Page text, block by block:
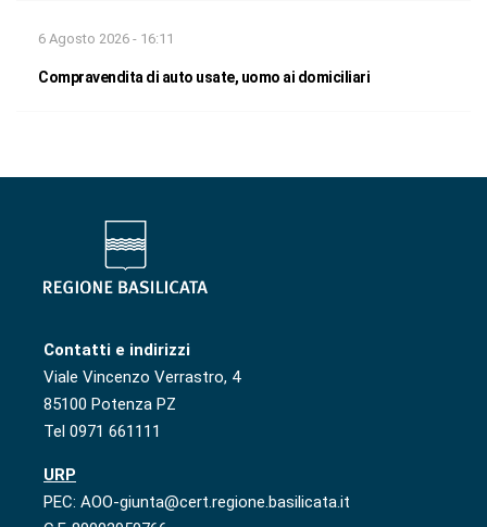
6 Agosto 2026 - 16:11
Compravendita di auto usate, uomo ai domiciliari
Contatti e indirizzi
Viale Vincenzo Verrastro, 4
85100 Potenza PZ
Tel 0971 661111
URP
PEC: AOO-giunta@cert.regione.basilicata.it